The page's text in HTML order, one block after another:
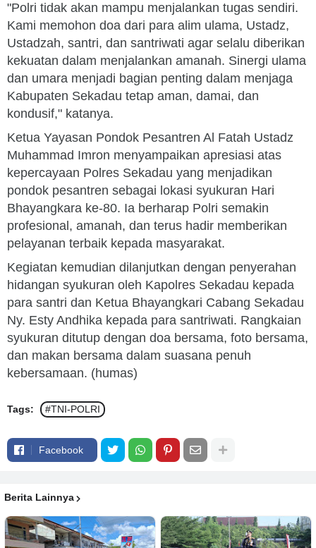
"Polri tidak akan mampu menjalankan tugas sendiri.
Kami memohon doa dari para alim ulama, Ustadz,
Ustadzah, santri, dan santriwati agar selalu diberikan
kekuatan dalam menjalankan amanah. Sinergi ulama
dan umara menjadi bagian penting dalam menjaga
Kabupaten Sekadau tetap aman, damai, dan
kondusif," katanya.
Ketua Yayasan Pondok Pesantren Al Fatah Ustadz
Muhammad Imron menyampaikan apresiasi atas
kepercayaan Polres Sekadau yang menjadikan
pondok pesantren sebagai lokasi syukuran Hari
Bhayangkara ke-80. Ia berharap Polri semakin
profesional, amanah, dan terus hadir memberikan
pelayanan terbaik kepada masyarakat.
Kegiatan kemudian dilanjutkan dengan penyerahan
hidangan syukuran oleh Kapolres Sekadau kepada
para santri dan Ketua Bhayangkari Cabang Sekadau
Ny. Esty Andhika kepada para santriwati. Rangkaian
syukuran ditutup dengan doa bersama, foto bersama,
dan makan bersama dalam suasana penuh
kebersamaan. (humas)
Tags: #TNI-POLRI
Facebook
Berita Lainnya